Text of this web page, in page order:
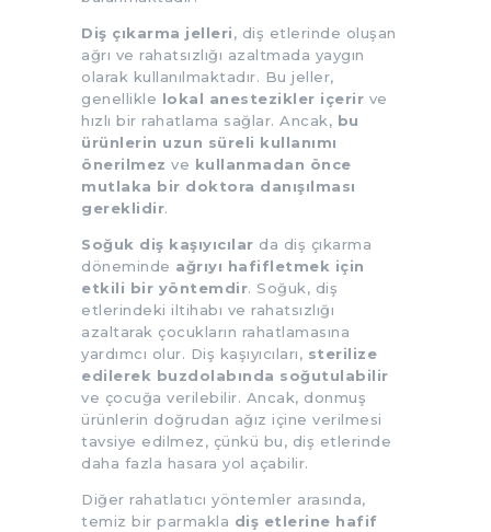
Diş çıkarma jelleri, diş etlerinde oluşan
ağrı ve rahatsızlığı azaltmada yaygın
olarak kullanılmaktadır. Bu jeller,
genellikle lokal anestezikler içerir ve
hızlı bir rahatlama sağlar. Ancak, bu
ürünlerin uzun süreli kullanımı
önerilmez ve kullanmadan önce
mutlaka bir doktora danışılması
gereklidir.
Soğuk diş kaşıyıcılar da diş çıkarma
döneminde ağrıyı hafifletmek için
etkili bir yöntemdir. Soğuk, diş
etlerindeki iltihabı ve rahatsızlığı
azaltarak çocukların rahatlamasına
yardımcı olur. Diş kaşıyıcıları, sterilize
edilerek buzdolabında soğutulabilir
ve çocuğa verilebilir. Ancak, donmuş
ürünlerin doğrudan ağız içine verilmesi
tavsiye edilmez, çünkü bu, diş etlerinde
daha fazla hasara yol açabilir.
Diğer rahatlatıcı yöntemler arasında,
temiz bir parmakla diş etlerine hafif